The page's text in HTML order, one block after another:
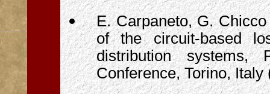
E. Carpaneto, G.
of the circuit-based
distribution
Conference, Torino,